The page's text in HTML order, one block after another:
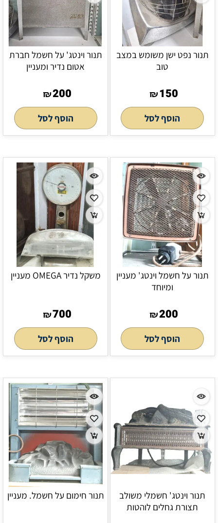
תנור נפט ישן משומש במצב
טוב
₪150
הוסף לסל
תנור וינטג' על חשמל חברת
אטום נדיר ומעניין
₪200
הוסף לסל
תנור על חשמל וינטג' מעניין
ומיוחד
₪200
הוסף לסל
משקל נדיר OMEGA מעניין
₪700
הוסף לסל
תנור וינטג' חשמלי משולב
תצורת גחלים לוהטות
תנור חימום על חשמל. מעניין